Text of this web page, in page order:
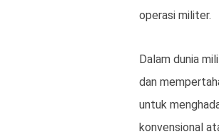
operasi militer.
Dalam dunia
dan
untuk
konvensional